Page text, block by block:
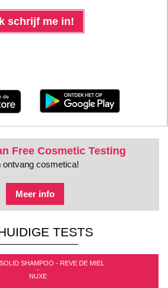
schrijf me in!
Free Cosmetic Testing
ontvang cosmetica!
Meer info
TESTS
SHAMPOO - REVE DE MIEL
-
NUXE